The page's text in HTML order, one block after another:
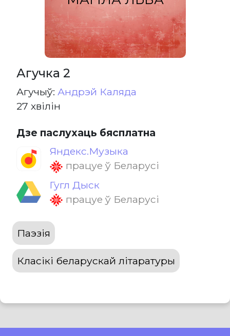
Агучка 2
Агучыў: Андрэй Каляда
27 хвілін
Дзе паслухаць бясплатна
Яндекс.Музыка
працуе ў Беларусі
Гугл Дыск
працуе ў Беларусі
Паэзія
Класікі беларускай літаратуры